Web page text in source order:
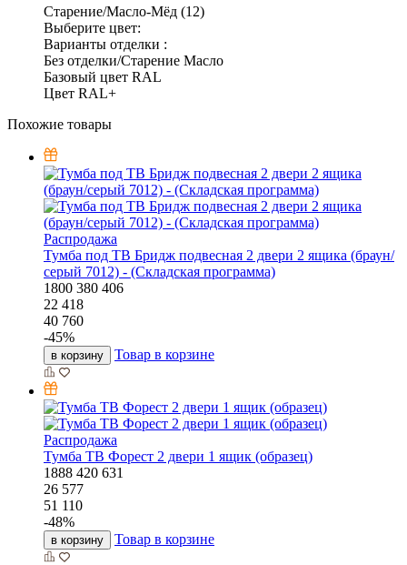
Старение/Масло-Мёд (12)
Выберите цвет:
Варианты отделки :
Без отделки/Старение Масло
Базовый цвет RAL
Цвет RAL+
Похожие товары
Распродажа
Тумба под ТВ Бридж подвесная 2 двери 2 ящика (браун/
серый 7012) - (Складская программа)
1800 380 406
22 418
40 760
-45%
в корзину Товар в корзине
Распродажа
Тумба ТВ Форест 2 двери 1 ящик (образец)
1888 420 631
26 577
51 110
-48%
в корзину Товар в корзине